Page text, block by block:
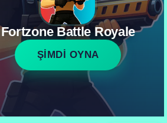
Fortzone Battle Royale
ŞİMDİ OYNA